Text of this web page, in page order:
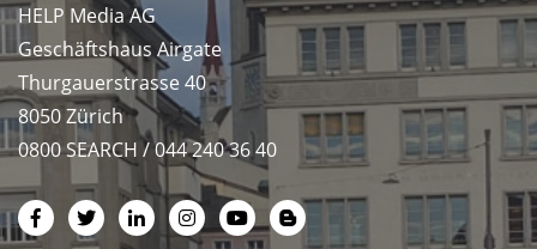
HELP Media AG
Geschäftshaus Airgate
Thurgauerstrasse 40
8050 Zürich
0800 SEARCH / 044 240 36 40